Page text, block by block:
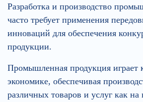
Разработка и производство
часто требует применения
инноваций для обеспечения
продукции.
Промышленная продукция играет
экономике, обеспечивая
различных товаров и услуг как